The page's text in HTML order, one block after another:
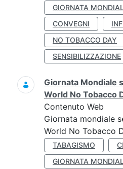
GIORNATA
CONVEGNI
NO TOBACCO DAY
SENSIBILIZZAZIONE
Giornata Mondiale
World No Tobacco
Contenuto Web
Giornata mondiale
World No Tobacco
TABAGISMO
GIORNATA